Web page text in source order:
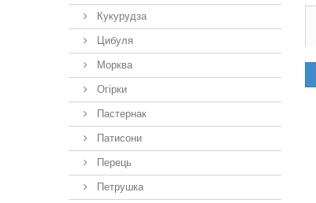
Кукурудза
Цибуля
Морква
Огірки
Пастернак
Патисони
Перець
Петрушка